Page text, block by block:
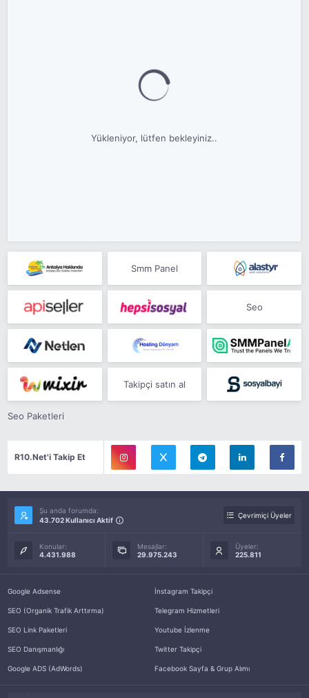
Yükleniyor, lütfen bekleyiniz..
Smm Panel
Seo
Takipçi satın al
Seo Paketleri
R10.Net'i Takip Et
Şu anda forumda:
43.702 Kullanıcı Aktif
Çevrimiçi Üyeler
Konular:
4.431.988
Mesajlar:
29.975.243
Üyeler:
225.811
Google Adsense
SEO (Organik Trafik Arttırma)
SEO Link Paketleri
SEO Danışmanlığı
Google ADS (AdWords)
İnstagram Takipçi
Telegram Hizmetleri
Youtube İzlenme
Twitter Takipçi
Facebook Sayfa & Grup Alımı